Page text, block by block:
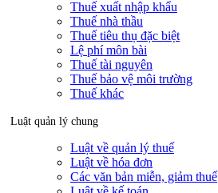
Thuế xuất nhập khẩu
Thuế nhà thầu
Thuế tiêu thụ đặc biệt
Lệ phí môn bài
Thuế tài nguyên
Thuế bảo vệ môi trường
Thuế khác
Luật quản lý chung
Luật về quản lý thuế
Luật về hóa đơn
Các văn bản miễn, giảm thuế